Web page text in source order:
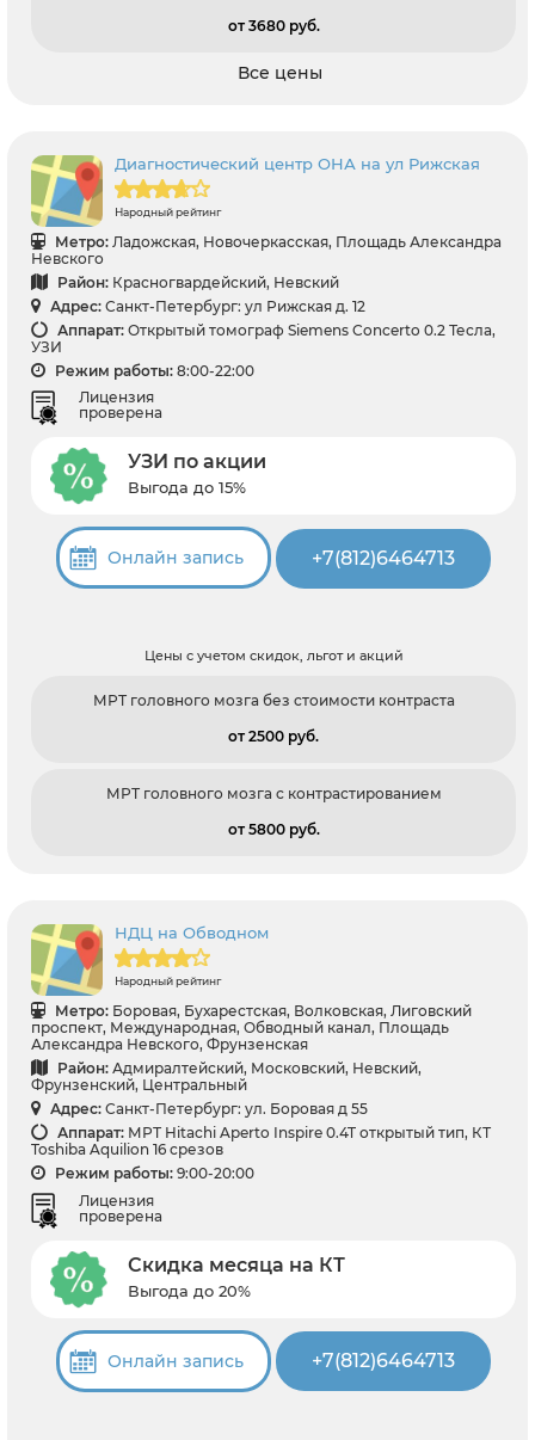
от 3680 pуб.
Все цены
Диагностический центр ОНА на ул Рижская
Народный рейтинг
Метро: Ладожская, Новочеркасская, Площадь Александра
Невского
Район: Красногвардейский, Невский
Адрес: Санкт-Петербург: ул Рижская д. 12
Аппарат: Открытый томограф Siemens Concerto 0.2 Тесла,
УЗИ
Режим работы: 8:00-22:00
Лицензия
проверена
УЗИ по акции
Выгода до 15%
Онлайн запись +7(812)6464713
Цены с учетом скидок, льгот и акций
МРТ головного мозга без стоимости контраста
от 2500 pуб.
МРТ головного мозга с контрастированием
от 5800 pуб.
НДЦ на Обводном
Народный рейтинг
Метро: Боровая, Бухарестская, Волковская, Лиговский
проспект, Международная, Обводный канал, Площадь
Александра Невского, Фрунзенская
Район: Адмиралтейский, Московский, Невский,
Фрунзенский, Центральный
Адрес: Санкт-Петербург: ул. Боровая д 55
Аппарат: МРТ Hitachi Aperto Inspire 0.4T открытый тип, КТ
Toshiba Aquilion 16 срезов
Режим работы: 9:00-20:00
Лицензия
проверена
Скидка месяца на КТ
Выгода до 20%
Онлайн запись +7(812)6464713